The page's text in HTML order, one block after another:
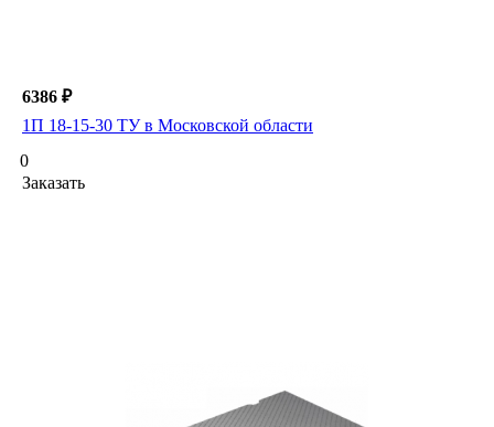
6386 ₽
1П 18-15-30 ТУ в Московской области
0
Заказать